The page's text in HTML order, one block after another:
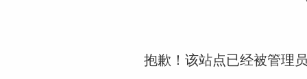
抱歉！该站点已经被管理